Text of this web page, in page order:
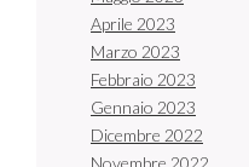
Aprile 2023
Marzo 2023
Febbraio 2023
Gennaio 2023
Dicembre 2022
Novembre 2022